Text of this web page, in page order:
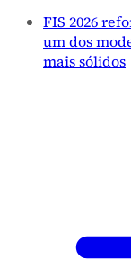
FIS 2026
um dos
mais sólidos